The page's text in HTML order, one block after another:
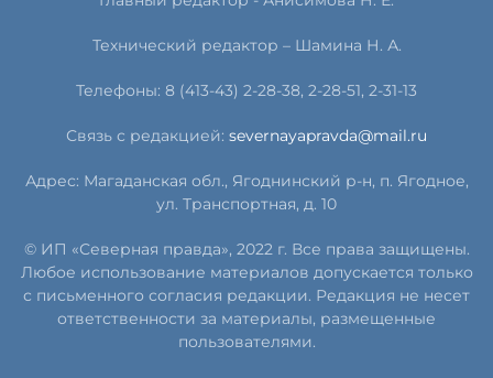
Технический редактор – Шамина Н. А.
Телефоны: 8 (413-43) 2-28-38, 2-28-51, 2-31-13
Связь с редакцией: severnayapravda@mail.ru
Адрес: Магаданская обл., Ягоднинский р-н, п. Ягодное,
ул. Транспортная, д. 10
© ИП «Северная правда», 2022 г. Все права защищены.
Любое использование материалов допускается только
с письменного согласия редакции. Редакция не несет
ответственности за материалы, размещенные
пользователями.